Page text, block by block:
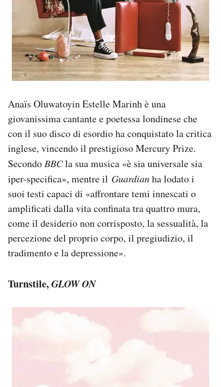
Anaïs Oluwatoyin Estelle Marinh è una
giovanissima cantante e poetessa londinese che
con il suo disco di esordio ha conquistato la critica
inglese, vincendo il prestigioso Mercury Prize.
SecondoBBCla sua musica «è sia universale sia
iper-specifica», mentre il Guardianha lodato i
suoi testi capaci di «affrontare temi innescati o
amplificati dalla vita confinata tra quattro mura,
come il desiderio non corrisposto, la sessualità, la
percezione del proprio corpo, il pregiudizio, il
tradimento e la depressione».
Turnstile,GLOW ON